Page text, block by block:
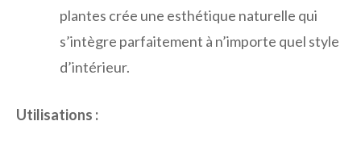
plantes crée une esthétique naturelle qui
s’intègre parfaitement à n’importe quel style
d’intérieur.
Utilisations :